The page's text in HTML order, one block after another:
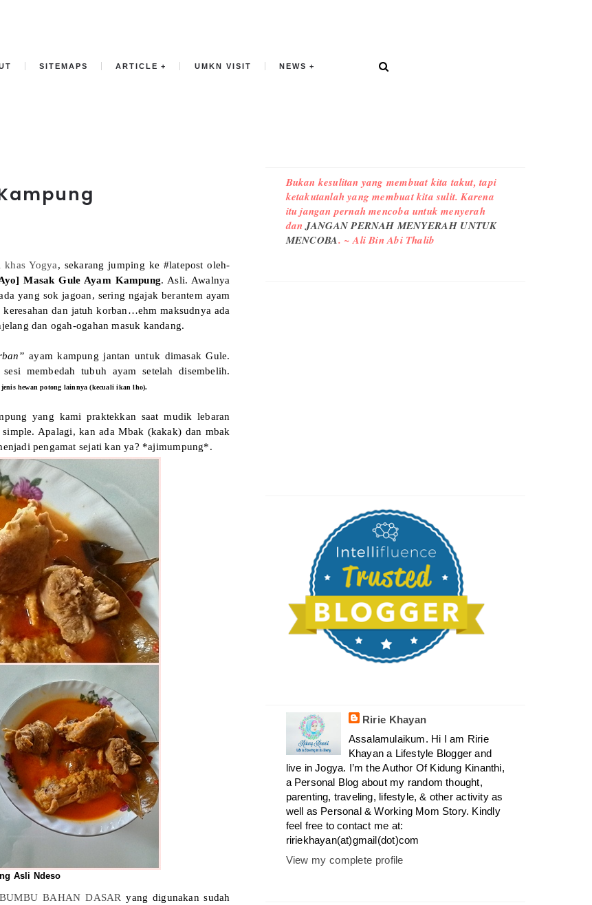
SITEMAPS ARTICLE UMKN VISIT NEWS
khas Yogya, sekarang jumping ke #latepost oleh-
Masak Gule Ayam Kampung. Asli. Awalnya
yang sok jagoan, sering ngajak berantem ayam
dan jatuh korban…ehm maksudnya ada
dan ogah-ogahan masuk kandang.
ayam kampung jantan untuk dimasak Gule.
membedah tubuh ayam setelah disembelih.
hewan potong lainnya (kecuali ikan lho).
yang kami praktekkan saat mudik lebaran
Apalagi, kan ada Mbak (kakak) dan mbak
pengamat sejati kan ya? *ajimumpung*.
Asli Ndeso
BUMBU BAHAN DASAR yang digunakan sudah
Bukan kesulitan yang membuat kita takut, tapi
ketakutanlah yang membuat kita sulit. Karena
itu jangan pernah mencoba untuk menyerah
danJANGAN PERNAH MENYERAH UNTUK
MENCOBA. ~ Ali Bin Abi Thalib
Ririe Khayan
Assalamulaikum. Hi I am Ririe
Khayan a Lifestyle Blogger and
live in Jogya. I’m the Author Of Kidung Kinanthi,
a Personal Blog about my random thought,
parenting, traveling, lifestyle, & other activity as
well as Personal & Working Mom Story. Kindly
feel free to contact me at:
ririekhayan(at)gmail(dot)com
View my complete profile